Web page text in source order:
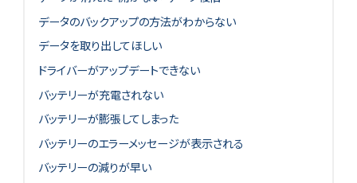
データのバックアップの方法がわからない
データを取り出してほしい
ドライバーがアップデートできない
バッテリーが充電されない
バッテリーが膨張してしまった
バッテリーのエラーメッセージが表示される
バッテリーの減りが早い